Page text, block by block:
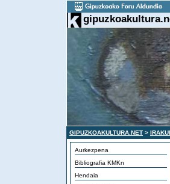
GIPUZKOAKULTURA.NET >
Aurkezpena
Bibliografia KMKn
Hendaia